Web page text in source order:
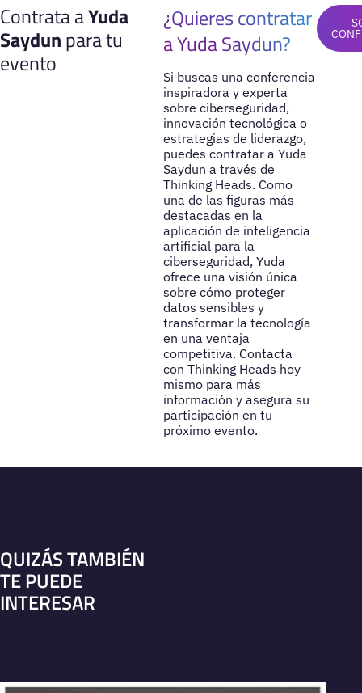
Contrata aYuda
Saydunpara tu
evento
¿Quieres contratar
a Yuda Saydun?
Si buscas una conferencia
inspiradora y experta
sobre ciberseguridad,
innovación tecnológica o
estrategias de liderazgo,
puedes contratar a Yuda
Saydun a través de
Thinking Heads. Como
una de las figuras más
destacadas en la
aplicación de inteligencia
artificial para la
ciberseguridad, Yuda
ofrece una visión única
sobre cómo proteger
datos sensibles y
transformar la tecnología
en una ventaja
competitiva. Contacta
con Thinking Heads hoy
mismo para más
información y asegura su
participación en tu
próximo evento.
QUIZÁS TAMBIÉN
TE PUEDE
INTERESAR